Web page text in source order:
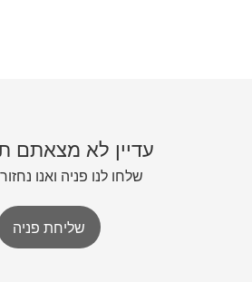
עדיין לא מצאתם
שלחו לנו פניה ואנו
שליחת פניה